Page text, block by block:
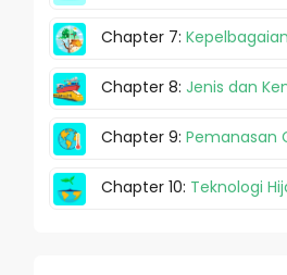
Chapter 7:
Chapter 8:Jenis dan
Chapter 9:Pemanasan
Chapter 10: Teknologi